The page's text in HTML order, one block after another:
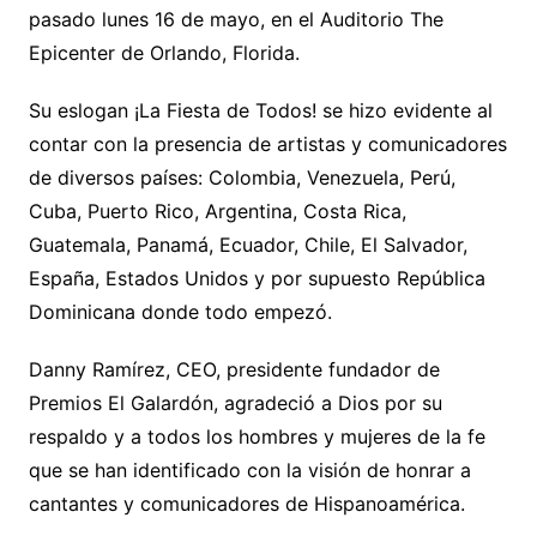
pasado lunes 16 de mayo, en el Auditorio The
Epicenter de Orlando, Florida.
Su eslogan ¡La Fiesta de Todos! se hizo evidente al
contar con la presencia de artistas y comunicadores
de diversos países: Colombia, Venezuela, Perú,
Cuba, Puerto Rico, Argentina, Costa Rica,
Guatemala, Panamá, Ecuador, Chile, El Salvador,
España, Estados Unidos y por supuesto República
Dominicana donde todo empezó.
Danny Ramírez, CEO, presidente fundador de
Premios El Galardón, agradeció a Dios por su
respaldo y a todos los hombres y mujeres de la fe
que se han identificado con la visión de honrar a
cantantes y comunicadores de Hispanoamérica.